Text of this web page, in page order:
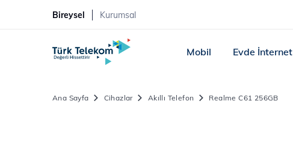
Bireysel Kurumsal
Mobil Evde İnternet
Ana Sayfa Cihazlar Akıllı Telefon Realme C61 256GB